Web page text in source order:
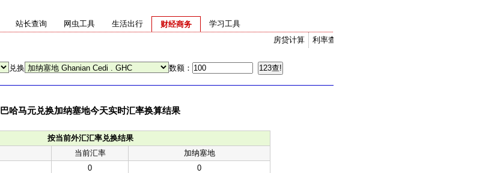
站长查询 网虫工具 生活出行
财经商务
利率查询
房贷计算
学习工具
兑换 数额：
巴哈马元兑换加纳塞地今天实时汇率换算结果
按当前外汇汇率兑换结果
当前汇率
加纳塞地
0 0